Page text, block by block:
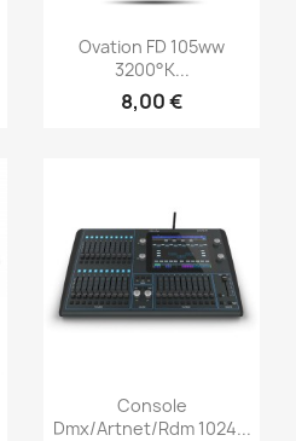
Aperçu rapide
Ovation FD 105ww
3200°K...
8,00 €
Aperçu rapide
Console
Dmx/Artnet/Rdm 1024...